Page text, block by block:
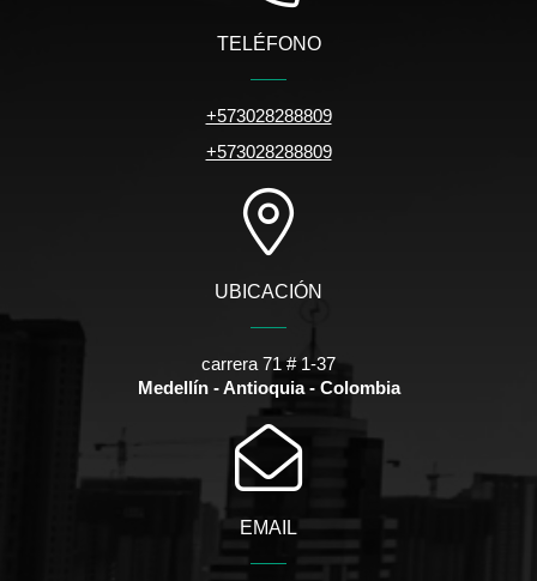
TELÉFONO
+573028288809
+573028288809
UBICACIÓN
carrera 71 # 1-37
Medellín - Antioquia - Colombia
EMAIL